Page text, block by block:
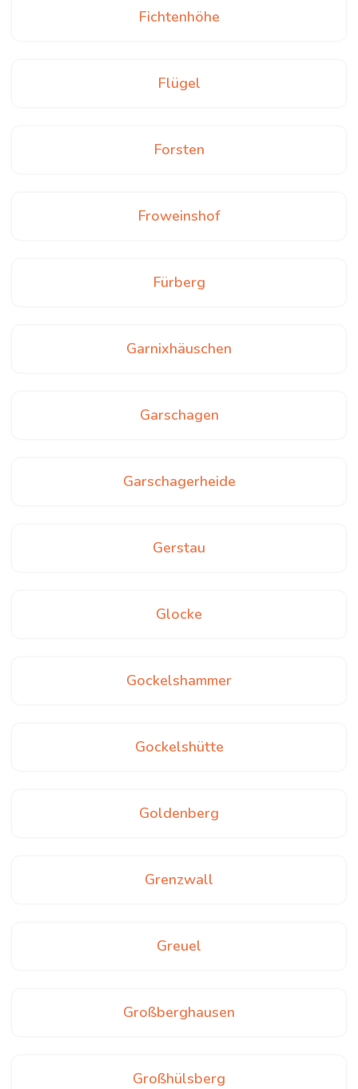
Fichtenhöhe
Flügel
Forsten
Froweinshof
Fürberg
Garnixhäuschen
Garschagen
Garschagerheide
Gerstau
Glocke
Gockelshammer
Gockelshütte
Goldenberg
Grenzwall
Greuel
Großberghausen
Großhülsberg